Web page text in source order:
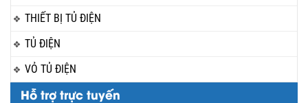
THIẾT BỊ TỦ ĐIỆN
TỦ ĐIỆN
VỎ TỦ ĐIỆN
Hỗ trợ trực tuyến